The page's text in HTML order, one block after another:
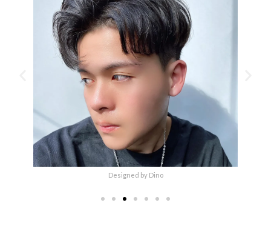
Designed by Dino